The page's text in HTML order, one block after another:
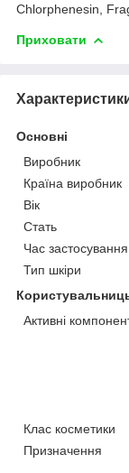
Chlorphenesin,
Приховати
Основні
Виробник
Країна виробник
Вік
Стать
Час застосування
Тип шкіри
Активні
Клас косметики
Призначення